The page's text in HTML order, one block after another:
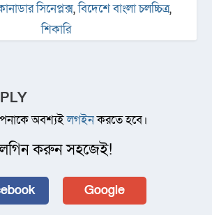
সিনেপ্লক্স,বিদেশে বাংলা চলচ্চিত্র,
শিকারি
অবশ্যইলগইনকরতে হবে।
লগিন করুন সহজেই!
Google